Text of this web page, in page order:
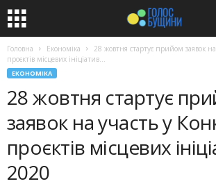
Головна Економіка
28 жовтня стартує прийом заявок
проєктів місцевих ініціатив...
ЕКОНОМІКА
28 жовтня стартує
заявок на участь у
проєктів місцевих
2020